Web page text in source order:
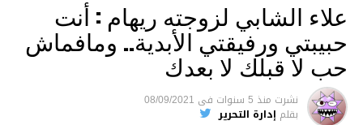
علاء الشابي لزوجته ريهام : أنت
حبيبتي ورفيقتي الأبدية.. ومافماش
حب لا قبلك لا بعدك
نشرت منذ 5 سنوات فى 08/09/2021
بقلم إدارة التحرير